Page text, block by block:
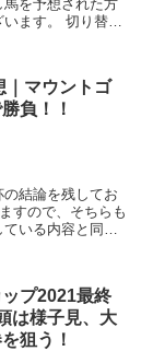
切り替え
｜マウントゴ
負！！
結論を残してお
ップ2021最終
は様子見、大
狙う！